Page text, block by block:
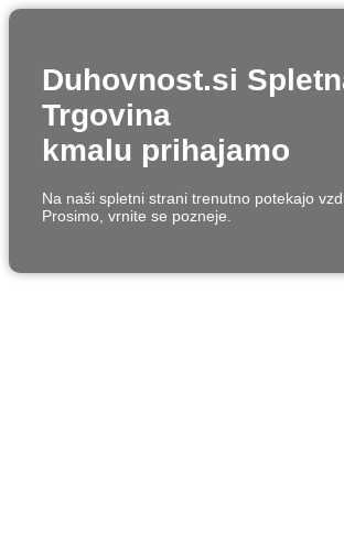
Duhovnost.si
Trgovina
kmalu prihajamo
Na naši spletni strani trenutno potekajo
Prosimo, vrnite se pozneje.